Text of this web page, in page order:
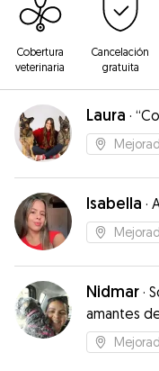
Cobertura
veterinaria
Cancelación
gratuita
Laura ·
Isabella ·
Nidmar ·
amantes